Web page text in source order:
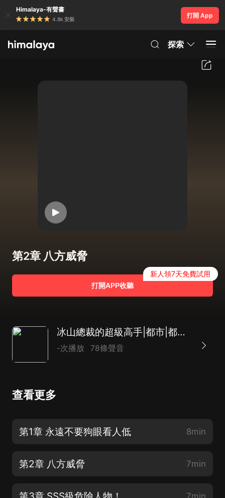
Himalaya-有聲書
4.8k 安裝
打開 App
探索
第2章 八方威脅
打開APP收聽
新人領7天免費試用
冰山總裁的超級高手|都市|都市生活|保鏢|AI專輯
-次播放 78條聲音
查看更多
第1章 永遠不要狗眼看人低 8min
第2章 八方威脅 7min
7min